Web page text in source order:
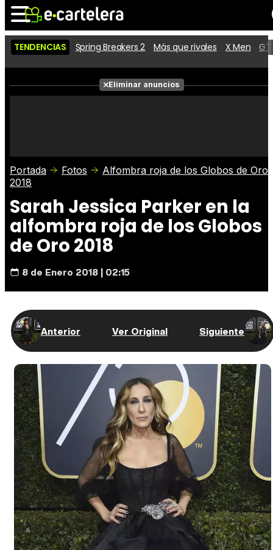
Noticias Cartelera
Películas
Críticas
Entradas
TENDENCIAS Spring Breakers 2 Más que rivales X Men
Eliminar anuncios
Portada Fotos
Alfombra roja de los Globos de Oro
2018
Sarah Jessica Parker en la
alfombra roja de los Globos
de Oro 2018
8 de Enero 2018 | 02:15
Anterior Ver Original Siguiente